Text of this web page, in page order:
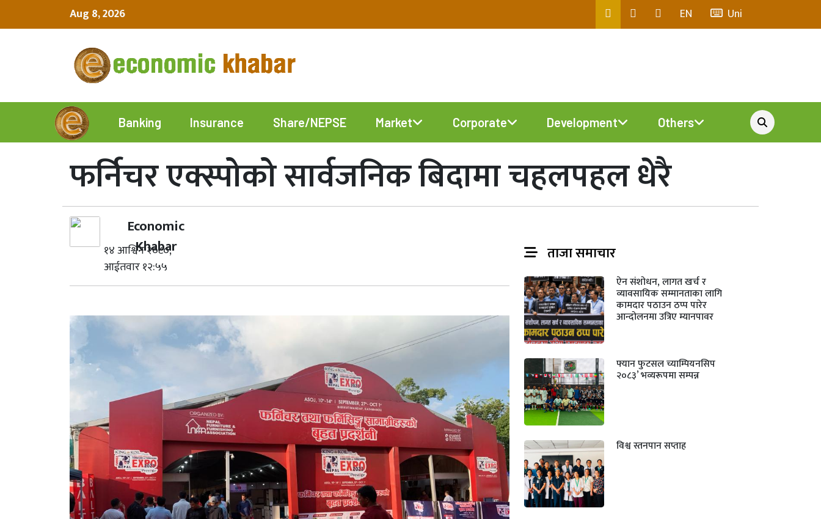
Aug 8, 2026 EN Uni
Banking Insurance Share/NEPSE Market Corporate Development Others
फर्निचर एक्स्पोको सार्वजनिक बिदामा चहलपहल धेरै
Economic
Khabar
१४ आश्विन २०८०,
आईतवार १२:५५
ताजा समाचार
ऐन संशोधन, लागत खर्च र
व्यावसायिक सम्मानताका लागि
कामदार पठाउन ठप्प पारेर
आन्दोलनमा उत्रिए म्यानपावर
फ्यान फुटसल च्याम्पियनसिप
२०८३’ भव्यरूपमा सम्पन्न
विश्व स्तनपान सप्ताह